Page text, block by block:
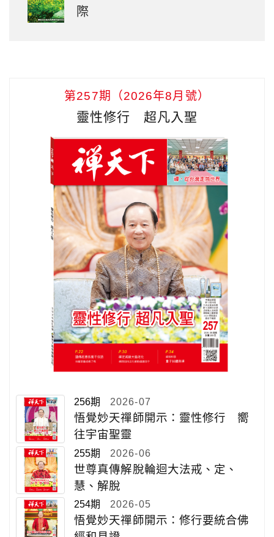
際
第257期（2026年8月號）
靈性修行 超凡入聖
256期 2026-07
悟覺妙天禪師開示：靈性修行 嚮
往宇宙聖靈
255期 2026-06
世尊真傳解脫輪迴大法戒、定、
慧、解脫
254期 2026-05
悟覺妙天禪師開示：修行要統合佛